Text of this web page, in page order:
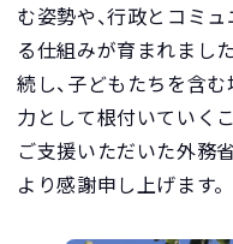
む姿勢や、行政とコミ
る仕組みが育まれまし
続し、子どもたちを含
力として根付いていく
ご支援いただいた外務
より感謝申し上げます。